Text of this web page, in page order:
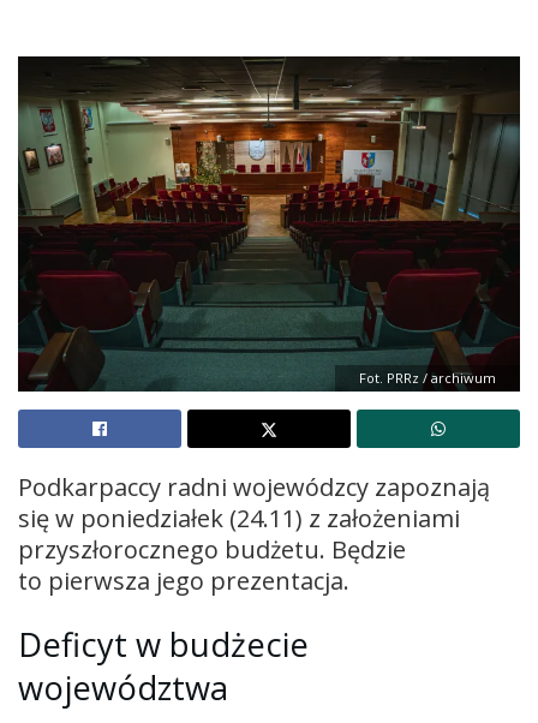
Fot. PRRz / archiwum
Podkarpaccy radni wojewódzcy zapoznają
się w poniedziałek (24.11) z założeniami
przyszłorocznego budżetu. Będzie
to pierwsza jego prezentacja.
Deficyt w budżecie
województwa